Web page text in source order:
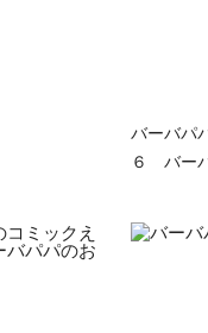
バーバパ
６ バー